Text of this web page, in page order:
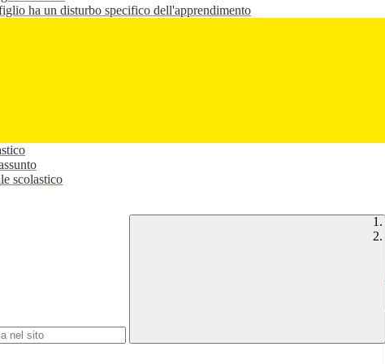
ha un disturbo specifico dell'apprendimento
scolastico